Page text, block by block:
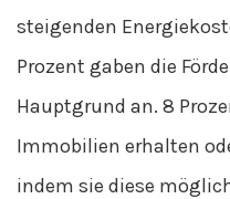
steigenden
Prozent gaben die
Hauptgrund an. 8
Immobilien erhalten
indem sie diese